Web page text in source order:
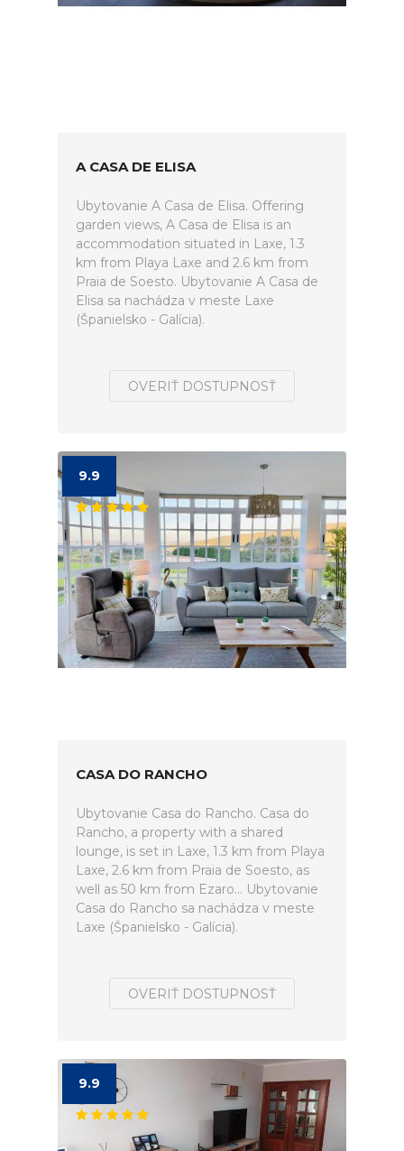
A CASA DE ELISA
Ubytovanie A Casa de Elisa. Offering
garden views, A Casa de Elisa is an
accommodation situated in Laxe, 1.3
km from Playa Laxe and 2.6 km from
Praia de Soesto. Ubytovanie A Casa de
Elisa sa nachádza v meste Laxe
(Španielsko - Galícia).
OVERIŤ DOSTUPNOSŤ
9.9
CASA DO RANCHO
Ubytovanie Casa do Rancho. Casa do
Rancho, a property with a shared
lounge, is set in Laxe, 1.3 km from Playa
Laxe, 2.6 km from Praia de Soesto, as
well as 50 km from Ezaro... Ubytovanie
Casa do Rancho sa nachádza v meste
Laxe (Španielsko - Galícia).
OVERIŤ DOSTUPNOSŤ
9.9